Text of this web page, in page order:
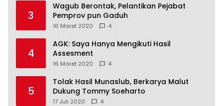
3
Wagub Berontak, Pelantikan Pejabat
Pemprov pun Gaduh
16 Maret 2020 4
4
AGK: Saya Hanya Mengikuti Hasil
Assesment
16 Maret 2020 4
5
Tolak Hasil Munaslub, Berkarya Malut
Dukung Tommy Soeharto
17 Juli 2020 4